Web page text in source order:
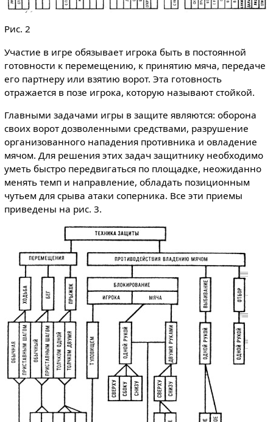
Рис. 2
Участие в игре обязывает игрока быть в постоянной
готовности к перемещению, к принятию мяча, передаче
его партнеру или взятию ворот. Эта готовность
отражается в позе игрока, которую называют стойкой.
Главными задачами игры в защите являются: оборона
своих ворот дозволенными средствами, разрушение
организованного нападения противника и овладение
мячом. Для решения этих задач защитнику необходимо
уметь быстро передвигаться по площадке, неожиданно
менять темп и направление, обладать позиционным
чутьем для срыва атаки соперника. Все эти приемы
приведены на рис. 3.